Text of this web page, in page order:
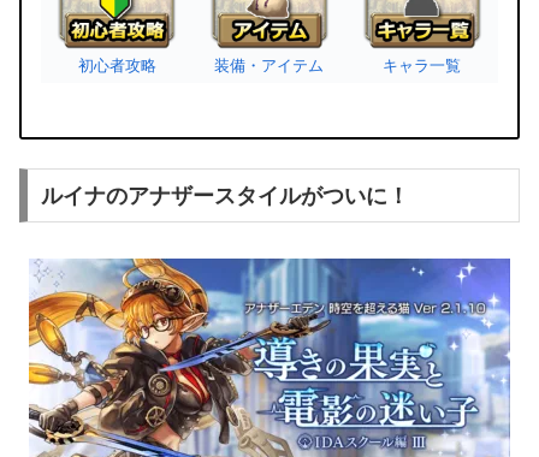
初心者攻略 装備・アイテム キャラ一覧
ルイナのアナザースタイルがついに！